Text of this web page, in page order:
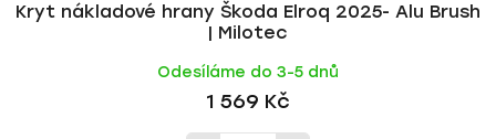
Kryt nákladové hrany Škoda Elroq 2025- Alu Brush
| Milotec
Odesíláme do 3-5 dnů
1 569 Kč